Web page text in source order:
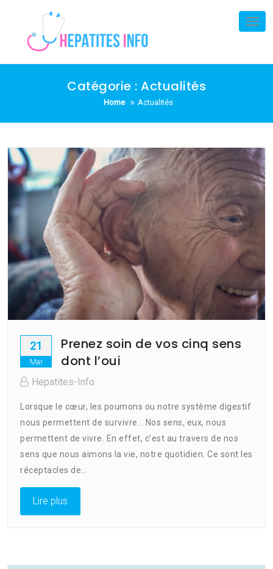
content
Catégorie : Actualités
Home Actualités
21
Mar
Prenez soin de vos cinq sens
dont l’oui
Hepatites-Info
Lorsque le cœur, les poumons ou notre système digestif
nous permettent de survivre… Nos sens, eux, nous
permettent de vivre. En effet, c’est au travers de nos
sens que nous aimons la vie, notre quotidien. Ce sont les
réceptacles de…
Lire plus